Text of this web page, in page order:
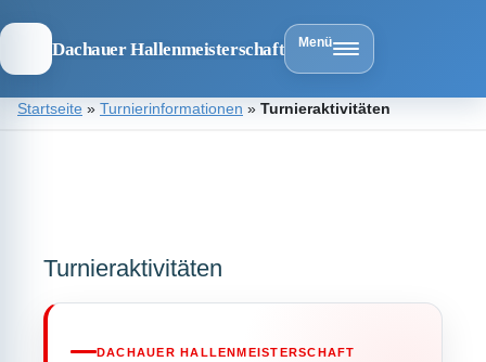
Dachauer Hallenmeisterschaft Menü
ZumStartseite » Turnierinformationen » Turnieraktivitäten
Turnieraktivitäten
DACHAUER HALLENMEISTERSCHAFT